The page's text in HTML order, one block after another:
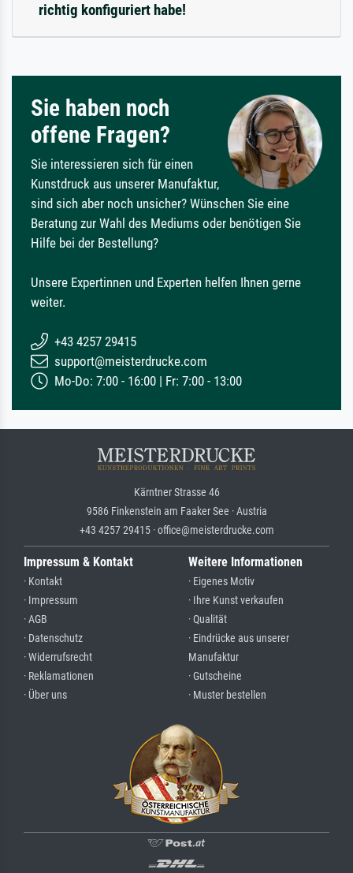
richtig konfiguriert habe!
Sie haben noch
offene Fragen?
Sie interessieren sich für einen
Kunstdruck aus unserer Manufaktur,
sind sich aber noch unsicher? Wünschen Sie eine
Beratung zur Wahl des Mediums oder benötigen Sie
Hilfe bei der Bestellung?
Unsere Expertinnen und Experten helfen Ihnen gerne
weiter.
+43 4257 29415
support@meisterdrucke.com
Mo-Do: 7:00 - 16:00 | Fr: 7:00 - 13:00
Kärntner Strasse 46
9586 Finkenstein am Faaker See · Austria
+43 4257 29415 · office@meisterdrucke.com
Impressum & Kontakt
· Kontakt
· Impressum
· AGB
· Datenschutz
· Widerrufsrecht
· Reklamationen
· Über uns
Weitere Informationen
· Eigenes Motiv
· Ihre Kunst verkaufen
· Qualität
· Eindrücke aus unserer
Manufaktur
· Gutscheine
· Muster bestellen